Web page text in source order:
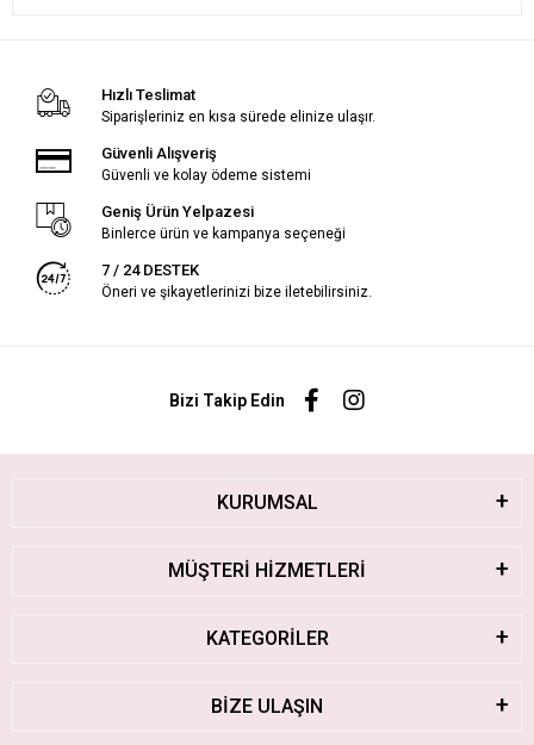
Hızlı Teslimat
Siparişleriniz en kısa sürede elinize ulaşır.
Güvenli Alışveriş
Güvenli ve kolay ödeme sistemi
Geniş Ürün Yelpazesi
Binlerce ürün ve kampanya seçeneği
7 / 24 DESTEK
Öneri ve şikayetlerinizi bize iletebilirsiniz.
Bizi Takip Edin
KURUMSAL
MÜŞTERİ HİZMETLERİ
KATEGORİLER
BİZE ULAŞIN